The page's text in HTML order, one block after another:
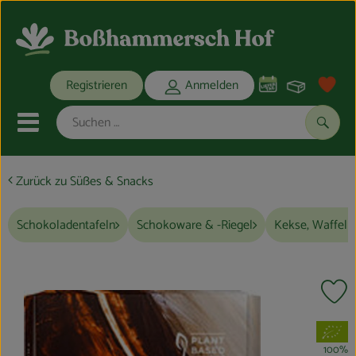
Registrieren Anmelden
Mobiles Menu öffnen oder
Bio-Kochkisten
ANGEBOTE
REGIONALES
Zurück zu Süßes & Snacks
Schokoladentafeln Schokoware & -Riegel Kekse,
, Verband:
100%